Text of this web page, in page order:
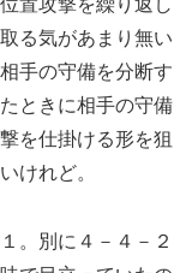
置攻撃を繰り返し
る気があまり無い
手の守備を分断す
ときに相手の守備
を仕掛ける形を狙
けれど。
。別に４－４－２